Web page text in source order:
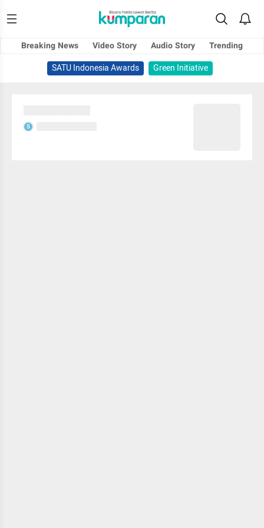
Breaking News Video Story Audio Story
Trending
SATU Indonesia Awards
Green Initiative
S